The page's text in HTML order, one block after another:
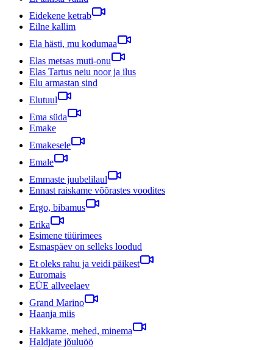
Eidekene ketrab
Eilne kallim
Ela hästi, mu kodumaa
Elas metsas muti-onu
Elas Tartus neiu noor ja ilus
Elu armastan sind
Elutuul
Ema süda
Emake
Emakesele
Emale
Emmaste juubelilaul
Ennast raiskame võõrastes voodites
Ergo, bibamus
Erika
Esimene tüürimees
Esmaspäev on selleks loodud
Et oleks rahu ja veidi päikest
Euromais
EÜE allveelaev
Grand Marino
Haanja miis
Hakkame, mehed, minema
Haldjate jõuluöö